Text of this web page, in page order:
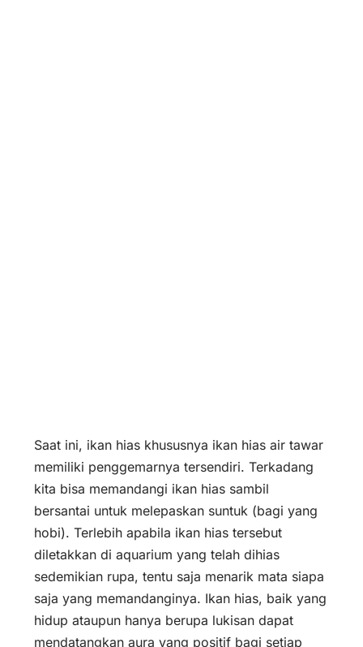
Saat ini, ikan hias khususnya ikan hias air tawar
memiliki penggemarnya tersendiri. Terkadang
kita bisa memandangi ikan hias sambil
bersantai untuk melepaskan suntuk (bagi yang
hobi). Terlebih apabila ikan hias tersebut
diletakkan di aquarium yang telah dihias
sedemikian rupa, tentu saja menarik mata siapa
saja yang memandanginya. Ikan hias, baik yang
hidup ataupun hanya berupa lukisan dapat
mendatangkan aura yang positif bagi setiap